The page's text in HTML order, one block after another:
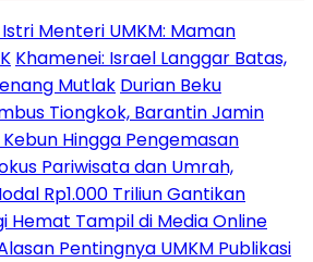
Menteri UMKM: Maman
Khamenei: Israel Langgar Batas,
Mutlak Durian Beku
Tiongkok, Barantin Jamin
Hingga Pengemasan
Pariwisata dan Umrah,
Rp1.000 Triliun Gantikan
Hemat Tampil di Media Online
Pentingnya UMKM Publikasi